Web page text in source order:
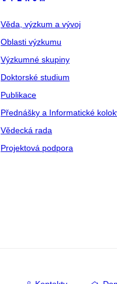
Věda, výzkum a vývoj
Oblasti výzkumu
Výzkumné skupiny
Doktorské studium
Publikace
Přednášky a Informatické
Vědecká rada
Projektová podpora